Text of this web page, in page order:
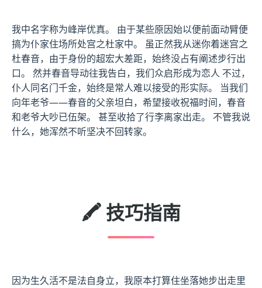
我中名字称为峰岸优真。 由于某些原因始以便前面动臂便
搞为仆家住场所处宫之杜家中。 虽正然我从迷你着迷宫之
杜春音，由于身份的超宏大差距，始终没占有阐述步行出
口。 然并春音导动往我告白，我们众启形成为恋人 不过，
仆人同名门千金，始终是常人难以接受的形实际。 当我们
向年老爷——春音的父亲坦白，希望接收祝福时间，春音
和老爷大吵已伍架。 甚至收拾了行李离家出走。 不管我说
什么，她浑然不听坚决不回转家。
🖍️ 技巧指南
因为生久活不是法自身立，我原本打算住坐落她步出走里